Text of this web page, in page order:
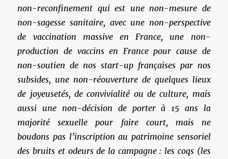
non-reconfinement qui est une non-mesure de
non-sagesse sanitaire, avec une non-perspective
de vaccination massive en France, une non-
production de vaccins en France pour cause de
non-soutien de nos start-up françaises par nos
subsides, une non-réouverture de quelques lieux
de joyeusetés, de convivialité ou de culture, mais
aussi une non-décision de porter à 15 ans la
majorité sexuelle pour faire court, mais ne
boudons pas l’inscription au patrimoine sensoriel
des bruits et odeurs de la campagne : les coqs (les